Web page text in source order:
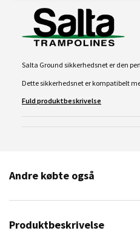
Salta Ground sikkerhedsnet er den
Dette sikkerhedsnet er kompatibelt
Fuld produktbeskrivelse
Andre købte også
Produktbeskrivelse